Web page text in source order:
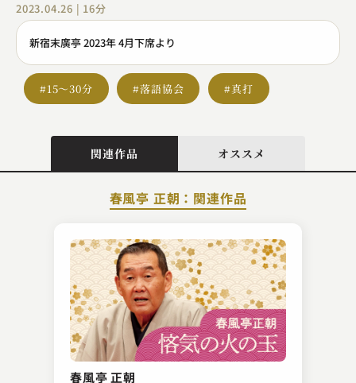
2023.04.26 | 16分
新宿末廣亭 2023年 4月下席より
#15～30分 #落語協会 #真打
関連作品 オススメ
春風亭 正朝：関連作品
春風亭 正朝
柳家 小満ん
羽衣